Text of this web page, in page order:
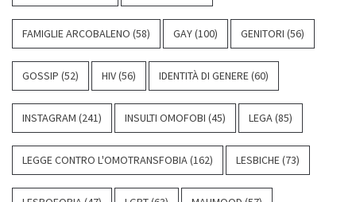
FAMIGLIE ARCOBALENO (58) GAY(100) GENITORI (56)
GOSSIP (52) HIV(56) IDENTITÀ DI GENERE(60)
INSTAGRAM (241) INSULTI OMOFOBI (45) LEGA(85)
LEGGE CONTRO L'OMOTRANSFOBIA(162) LESBICHE(73)